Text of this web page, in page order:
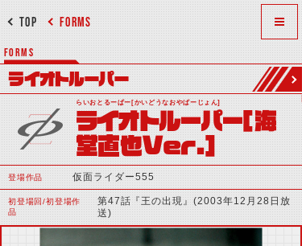
FORMS
TOP
FORMS
ライオトルーパー
らいおとるーぱー[かいどうなおやばーじょん]
ライオトルーパー[海
堂直也Ver.]
登場作品 仮面ライダー555
初登場回/初登場作
品
第47話『王の出現』(2003年12月28日放
送)